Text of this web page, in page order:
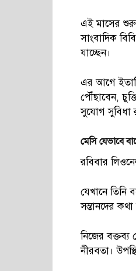
এই মাসের
সাংবাদিক
যাচ্ছেন।
এর আগে
পৌঁছাবেন,
সুযোগ সুবিধা
মেসি যেভাবে
রবিবার
যেখানে
সন্তানদের কথা
নিজের
নীরবতা।